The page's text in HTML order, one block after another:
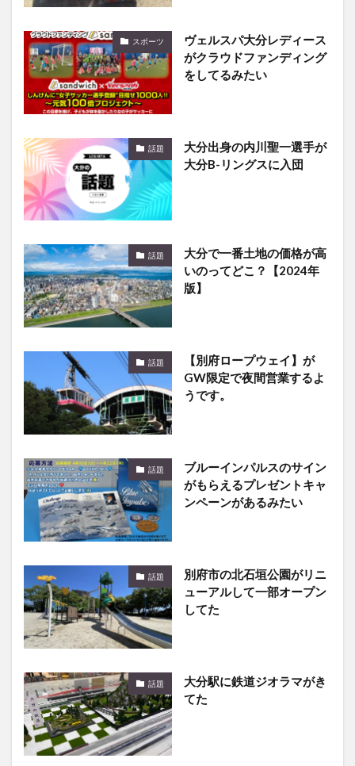
スポーツ
ヴェルスパ大分レディース
がクラウドファンディング
をしてるみたい
話題
大分出身の内川聖一選手が
大分B-リングスに入団
話題
大分で一番土地の価格が高
いのってどこ？【2024年
版】
話題
【別府ロープウェイ】が
GW限定で夜間営業するよ
うです。
話題
ブルーインパルスのサイン
がもらえるプレゼントキャ
ンペーンがあるみたい
話題
別府市の北石垣公園がリニ
ューアルして一部オープン
してた
話題
大分駅に鉄道ジオラマがき
てた